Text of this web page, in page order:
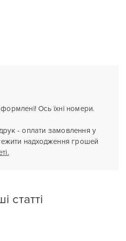
Ось їхні номери.
- оплати замовлення у
надходження грошей
статті